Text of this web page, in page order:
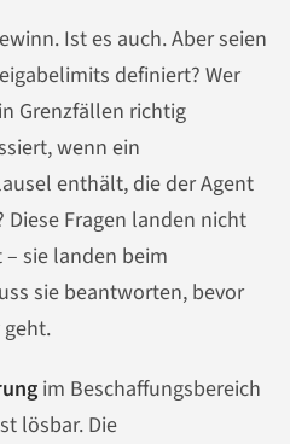
Ist es auch. Aber seien
definiert? Wer
Grenzfällen richtig
wenn ein
enthält, die der Agent
Fragen landen nicht
sie landen beim
sie beantworten, bevor
im Beschaffungsbereich
lösbar. Die